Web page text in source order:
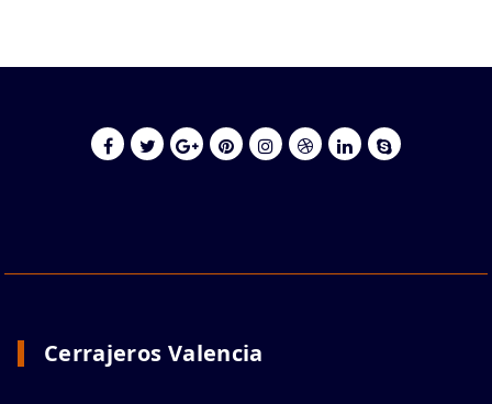
Cerrajeros Valencia